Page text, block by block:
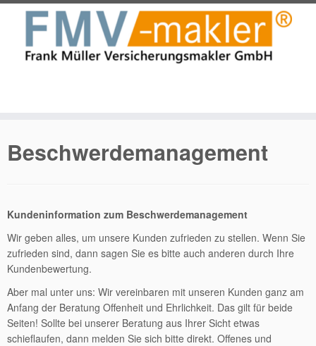
Inhalt
springen
Beschwerdemanagement
Kundeninformation zum Beschwerdemanagement
Wir geben alles, um unsere Kunden zufrieden zu stellen. Wenn Sie
zufrieden sind, dann sagen Sie es bitte auch anderen durch Ihre
Kundenbewertung.
Aber mal unter uns: Wir vereinbaren mit unseren Kunden ganz am
Anfang der Beratung Offenheit und Ehrlichkeit. Das gilt für beide
Seiten! Sollte bei unserer Beratung aus Ihrer Sicht etwas
schieflaufen, dann melden Sie sich bitte direkt. Offenes und